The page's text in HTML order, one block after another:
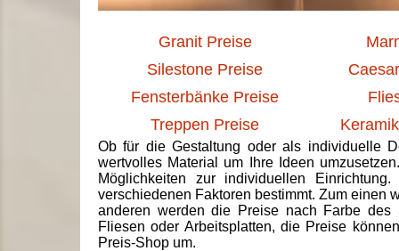
Granit Preise
Silestone Preise
Fensterbänke Preise
Treppen Preise
Ob für die Gestaltung oder als individuelle
wertvolles Material um Ihre Ideen
Möglichkeiten zur individuellen
verschiedenen Faktoren bestimmt. Zum einen
anderen werden die Preise nach Farbe des
Fliesen oder Arbeitsplatten, die Preise
Preis-Shop um.